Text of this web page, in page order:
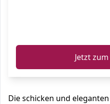
Jetzt
Die schicken und